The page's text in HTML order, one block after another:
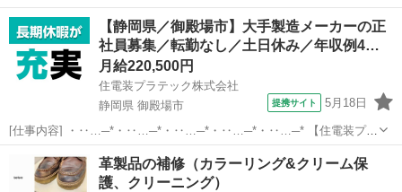
と思います。 まずは内容をお伺いしてからお話をしたいと思っていま
す。 例えば 撮影したけど編集をどうすればいいのか？ SNSに上げる
にはどうすればいい...
東京 北区 西日暮里駅 教えたい SNS
【静岡県／御殿場市】大手製造メーカーの正
社員募集／転勤なし／土日休み／年収例4…
月給220,500円
住電装プラテック株式会社
静岡県 御殿場市
提携サイト 5月18日
[仕事内容] ・‥…─*・‥…─*・‥…─*・‥…─*・‥…─* 【住電装プラ
テック株式会社】 当社では、 自動車の情報を伝達する重要な役割を果
たしている、 ワイヤーハーネスの配線の分岐や接続を担うコネクタの
製造を成形・プ...
静岡 御殿場市 工場
革製品の補修（カラーリング&クリーム保
護、クリーニング）